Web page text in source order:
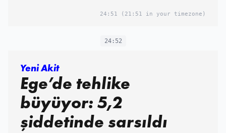
24:51 (21:51 in your timezone)
24:52
Yeni Akit
Ege’de tehlike
büyüyor: 5,2
şiddetinde sarsıldı